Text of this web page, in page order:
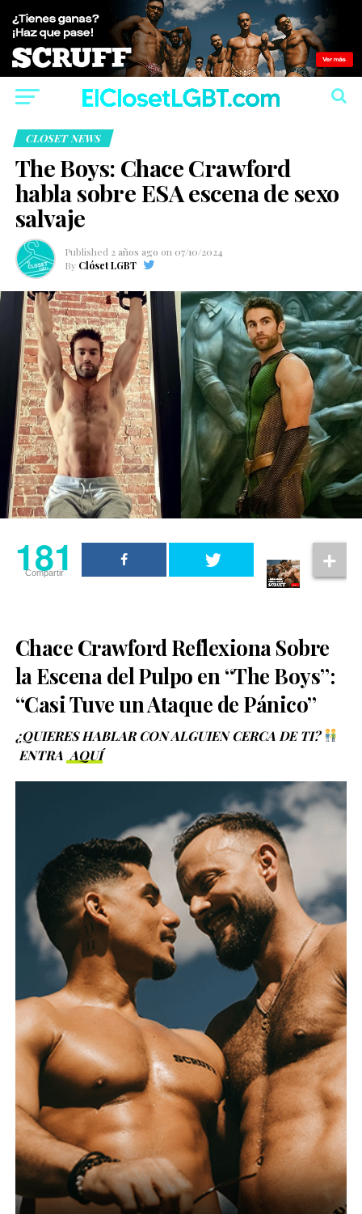
CLOSET NEWS
The Boys: Chace Crawford
habla sobre ESA escena de sexo
salvaje
Published 2 años ago on 07/10/2024
By Clóset LGBT
181
Compartir
Chace Crawford Reflexiona Sobre
la Escena del Pulpo en “The Boys”:
“Casi Tuve un Ataque de Pánico”
¿QUIERES HABLAR CON ALGUIEN CERCA DE TI?
ENTRA AQUÍ